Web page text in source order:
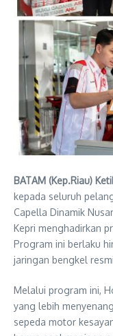
BATAM (Kep.Riau)
kepada seluruh
Capella Dinamik
Kepri menghadirkan
Program ini berlaku
jaringan bengkel
Melalui program ini,
yang lebih
sepeda motor